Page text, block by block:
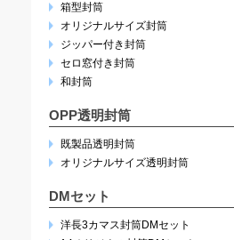
箱型封筒
オリジナルサイズ封筒
ジッパー付き封筒
セロ窓付き封筒
和封筒
OPP透明封筒
既製品透明封筒
オリジナルサイズ透明封筒
DMセット
洋長3カマス封筒DMセット